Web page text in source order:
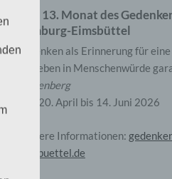
Zum 13. Monat des
Hamburg-Eimsbüttel
Gedenken als Erinnerung für
ein Leben in Menschenwürde
Wittenberg
Vom 20. April bis 14. Juni 2026
Weitere Informationen:
eimsbuettel.de